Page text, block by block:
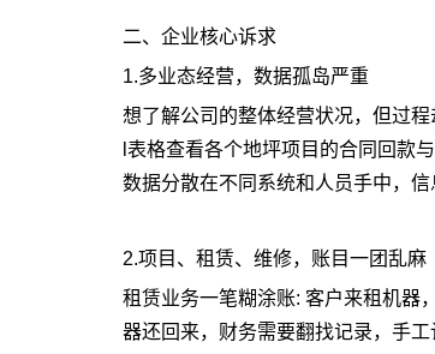
二、企业核心诉求
1.多业态经营，数据孤岛严重
想了解公司的整体经营状况，但过
l表格查看各个地坪项目的合同回款
数据分散在不同系统和人员手中，
2.项目、租赁、维修，账目一团乱麻
租赁业务一笔糊涂账: 客户来租机器
器还回来，财务需要翻找记录，手